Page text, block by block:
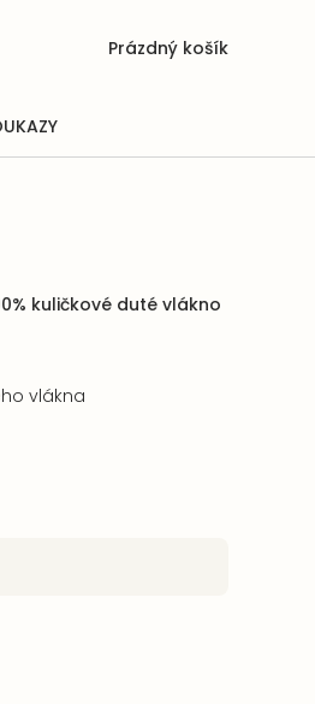
Nákupní
Prázdný košík
kuličkové duté vlákno
vlákna